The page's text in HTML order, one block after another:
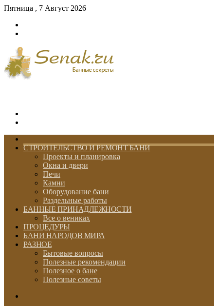
Пятница , 7 Август 2026
СТРОИТЕЛЬСТВО И РЕМОНТ БАНИ
Проекты и планировка
Окна и двери
Печи
Камни
Оборудование бани
Раздельные работы
БАННЫЕ ПРИНАДЛЕЖНОСТИ
Все о вениках
ПРОЦЕДУРЫ
БАНИ НАРОДОВ МИРА
РАЗНОЕ
Бытовые вопросы
Полезные рекомендации
Полезное о бане
Полезные советы